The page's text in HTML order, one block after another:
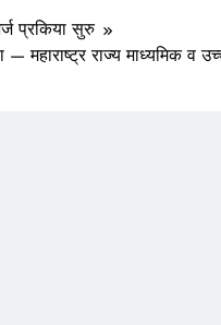
प्रकिया सुरु
— महाराष्ट्र राज्य माध्यमिक व